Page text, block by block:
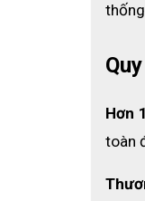
Hơn
toàn